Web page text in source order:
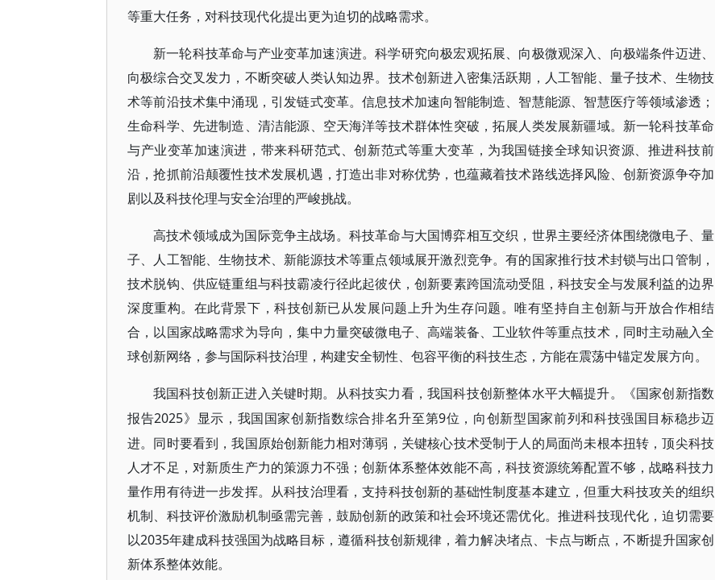
等重大任务，对科技现代化提出更为迫切的战略需求。
新一轮科技革命与产业变革加速演进。科学研究向极宏观拓展、向极微观深入、向极端条件迈进、
向极综合交叉发力，不断突破人类认知边界。技术创新进入密集活跃期，人工智能、量子技术、生物技
术等前沿技术集中涌现，引发链式变革。信息技术加速向智能制造、智慧能源、智慧医疗等领域渗透；
生命科学、先进制造、清洁能源、空天海洋等技术群体性突破，拓展人类发展新疆域。新一轮科技革命
与产业变革加速演进，带来科研范式、创新范式等重大变革，为我国链接全球知识资源、推进科技前
沿，抢抓前沿颠覆性技术发展机遇，打造出非对称优势，也蕴藏着技术路线选择风险、创新资源争夺加
剧以及科技伦理与安全治理的严峻挑战。
高技术领域成为国际竞争主战场。科技革命与大国博弈相互交织，世界主要经济体围绕微电子、量
子、人工智能、生物技术、新能源技术等重点领域展开激烈竞争。有的国家推行技术封锁与出口管制，
技术脱钩、供应链重组与科技霸凌行径此起彼伏，创新要素跨国流动受阻，科技安全与发展利益的边界
深度重构。在此背景下，科技创新已从发展问题上升为生存问题。唯有坚持自主创新与开放合作相结
合，以国家战略需求为导向，集中力量突破微电子、高端装备、工业软件等重点技术，同时主动融入全
球创新网络，参与国际科技治理，构建安全韧性、包容平衡的科技生态，方能在震荡中锚定发展方向。
我国科技创新正进入关键时期。从科技实力看，我国科技创新整体水平大幅提升。《国家创新指数
报告2025》显示，我国国家创新指数综合排名升至第9位，向创新型国家前列和科技强国目标稳步迈
进。同时要看到，我国原始创新能力相对薄弱，关键核心技术受制于人的局面尚未根本扭转，顶尖科技
人才不足，对新质生产力的策源力不强；创新体系整体效能不高，科技资源统筹配置不够，战略科技力
量作用有待进一步发挥。从科技治理看，支持科技创新的基础性制度基本建立，但重大科技攻关的组织
机制、科技评价激励机制亟需完善，鼓励创新的政策和社会环境还需优化。推进科技现代化，迫切需要
以2035年建成科技强国为战略目标，遵循科技创新规律，着力解决堵点、卡点与断点，不断提升国家创
新体系整体效能。